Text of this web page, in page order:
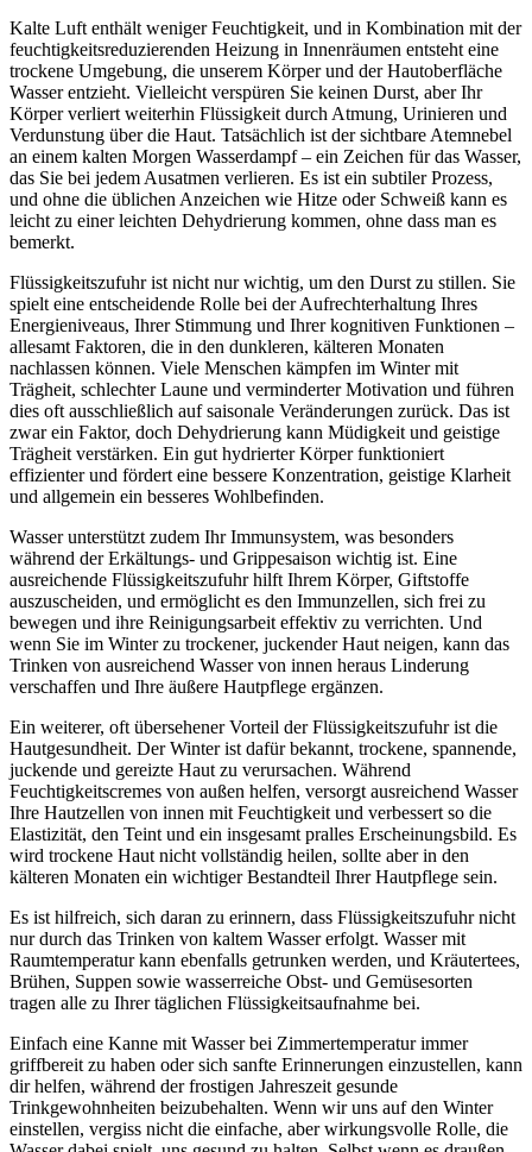
Kalte Luft enthält weniger Feuchtigkeit, und in Kombination mit der
feuchtigkeitsreduzierenden Heizung in Innenräumen entsteht eine
trockene Umgebung, die unserem Körper und der Hautoberfläche
Wasser entzieht. Vielleicht verspüren Sie keinen Durst, aber Ihr
Körper verliert weiterhin Flüssigkeit durch Atmung, Urinieren und
Verdunstung über die Haut. Tatsächlich ist der sichtbare Atemnebel
an einem kalten Morgen Wasserdampf – ein Zeichen für das Wasser,
das Sie bei jedem Ausatmen verlieren. Es ist ein subtiler Prozess,
und ohne die üblichen Anzeichen wie Hitze oder Schweiß kann es
leicht zu einer leichten Dehydrierung kommen, ohne dass man es
bemerkt.
Flüssigkeitszufuhr ist nicht nur wichtig, um den Durst zu stillen. Sie
spielt eine entscheidende Rolle bei der Aufrechterhaltung Ihres
Energieniveaus, Ihrer Stimmung und Ihrer kognitiven Funktionen –
allesamt Faktoren, die in den dunkleren, kälteren Monaten
nachlassen können. Viele Menschen kämpfen im Winter mit
Trägheit, schlechter Laune und verminderter Motivation und führen
dies oft ausschließlich auf saisonale Veränderungen zurück. Das ist
zwar ein Faktor, doch Dehydrierung kann Müdigkeit und geistige
Trägheit verstärken. Ein gut hydrierter Körper funktioniert
effizienter und fördert eine bessere Konzentration, geistige Klarheit
und allgemein ein besseres Wohlbefinden.
Wasser unterstützt zudem Ihr Immunsystem, was besonders
während der Erkältungs- und Grippesaison wichtig ist. Eine
ausreichende Flüssigkeitszufuhr hilft Ihrem Körper, Giftstoffe
auszuscheiden, und ermöglicht es den Immunzellen, sich frei zu
bewegen und ihre Reinigungsarbeit effektiv zu verrichten. Und
wenn Sie im Winter zu trockener, juckender Haut neigen, kann das
Trinken von ausreichend Wasser von innen heraus Linderung
verschaffen und Ihre äußere Hautpflege ergänzen.
Ein weiterer, oft übersehener Vorteil der Flüssigkeitszufuhr ist die
Hautgesundheit. Der Winter ist dafür bekannt, trockene, spannende,
juckende und gereizte Haut zu verursachen. Während
Feuchtigkeitscremes von außen helfen, versorgt ausreichend Wasser
Ihre Hautzellen von innen mit Feuchtigkeit und verbessert so die
Elastizität, den Teint und ein insgesamt pralles Erscheinungsbild. Es
wird trockene Haut nicht vollständig heilen, sollte aber in den
kälteren Monaten ein wichtiger Bestandteil Ihrer Hautpflege sein.
Es ist hilfreich, sich daran zu erinnern, dass Flüssigkeitszufuhr nicht
nur durch das Trinken von kaltem Wasser erfolgt. Wasser mit
Raumtemperatur kann ebenfalls getrunken werden, und Kräutertees,
Brühen, Suppen sowie wasserreiche Obst- und Gemüsesorten
tragen alle zu Ihrer täglichen Flüssigkeitsaufnahme bei.
Einfach eine Kanne mit Wasser bei Zimmertemperatur immer
griffbereit zu haben oder sich sanfte Erinnerungen einzustellen, kann
dir helfen, während der frostigen Jahreszeit gesunde
Trinkgewohnheiten beizubehalten. Wenn wir uns auf den Winter
einstellen, vergiss nicht die einfache, aber wirkungsvolle Rolle, die